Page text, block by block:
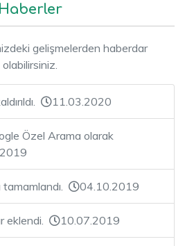
Haberler
gelişmelerden haberdar
olabilirsiniz.
11.03.2020
Özel Arama olarak
tamamlandı. 04.10.2019
eklendi. 10.07.2019